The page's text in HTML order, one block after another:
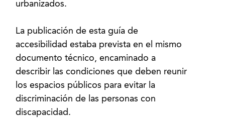
urbanizados.
La publicación de esta guía de
accesibilidad estaba prevista en el mismo
documento técnico, encaminado a
describir las condiciones que deben reunir
los espacios públicos para evitar la
discriminación de las personas con
discapacidad.